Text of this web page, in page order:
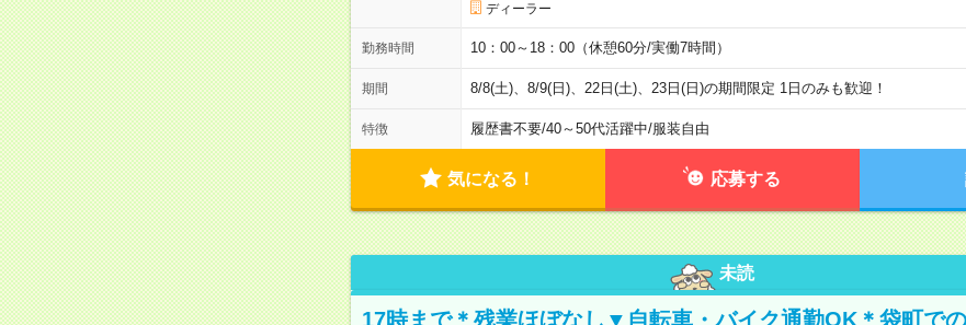
ディーラー
勤務時間 10：00～18：00（休憩60分/実働7時間）
期間 8/8(土)、8/9(日)、22日(土)、23日(日)の期間限定 1日のみも歓迎！
特徴 履歴書不要/40～50代活躍中/服装自由
気になる！ 応募する
未読
17時まで＊残業ほぼなし▼自転車・バイク通勤OK＊袋町で